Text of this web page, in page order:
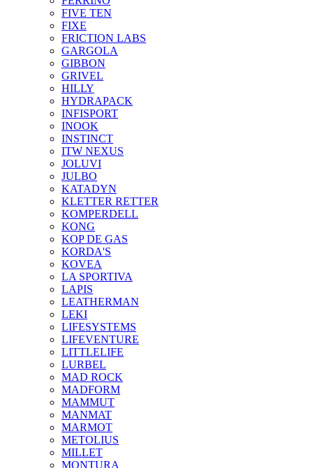
FIVE TEN
FIXE
FRICTION LABS
GARGOLA
GIBBON
GRIVEL
HILLY
HYDRAPACK
INFISPORT
INOOK
INSTINCT
ITW NEXUS
JOLUVI
JULBO
KATADYN
KLETTER RETTER
KOMPERDELL
KONG
KOP DE GAS
KORDA'S
KOVEA
LA SPORTIVA
LAPIS
LEATHERMAN
LEKI
LIFESYSTEMS
LIFEVENTURE
LITTLELIFE
LURBEL
MAD ROCK
MADFORM
MAMMUT
MANMAT
MARMOT
METOLIUS
MILLET
MONTURA